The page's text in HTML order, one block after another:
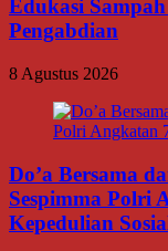
Edukasi
Pengabdian
8 Agustus 2026
Do’a Bersama
Sespimma Polri
Kepedulian